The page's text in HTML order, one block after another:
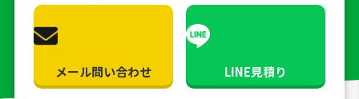
メール問い合わせ LINE見積り